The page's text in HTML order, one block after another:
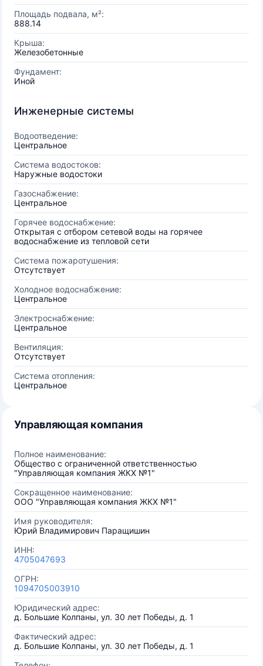
Площадь подвала, м²:
888.14
Крыша:
Железобетонные
Фундамент:
Иной
Инженерные системы
Водоотведение:
Центральное
Система водостоков:
Наружные водостоки
Газоснабжение:
Центральное
Горячее водоснабжение:
Открытая с отбором сетевой воды на горячее
водоснабжение из тепловой сети
Система пожаротушения:
Отсутствует
Холодное водоснабжение:
Центральное
Электроснабжение:
Центральное
Вентиляция:
Отсутствует
Система отопления:
Центральное
Управляющая компания
Полное наименование:
Общество с ограниченной ответственностью
"Управляющая компания ЖКХ №1"
Сокращенное наименование:
ООО "Управляющая компания ЖКХ №1"
Имя руководителя:
Юрий Владимирович Паращишин
ИНН:
4705047693
ОГРН:
1094705003910
Юридический адрес:
д. Большие Колпаны, ул. 30 лет Победы, д. 1
Фактический адрес:
д. Большие Колпаны, ул. 30 лет Победы, д. 1